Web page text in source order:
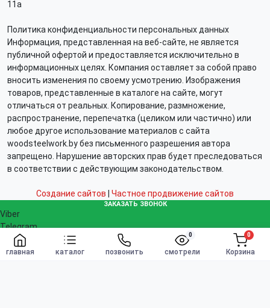
главная каталог смотрели
0
позвонить Корзина
0
Заказать
11а
Политика конфиденциальности персональных данных
Информация, представленная на веб-сайте, не является
публичной офертой и предоставляется исключительно в
информационных целях. Компания оставляет за собой право
вносить изменения по своему усмотрению. Изображения
товаров, представленные в каталоге на сайте, могут
отличаться от реальных. Копирование, размножение,
распространение, перепечатка (целиком или частично) или
любое другое использование материалов с сайта
woodsteelwork.by без письменного разрешения автора
запрещено. Нарушение авторских прав будет преследоваться
в соответствии с действующим законодательством.
Создание сайтов Частное продвижение сайтов
ЗАКАЗАТЬ ЗВОНОК
Viber
Telegram
WhatsApp
info@woodsteelwork.by